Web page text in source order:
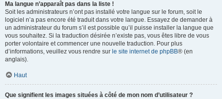
Ma langue n’apparaît pas dans la liste !
Soit les administrateurs n’ont pas installé votre langue sur le forum, soit le
logiciel n’a pas encore été traduit dans votre langue. Essayez de demander à
un administrateur du forum s’il est possible qu’il puisse installer la langue que
vous souhaitez. Si la traduction désirée n’existe pas, vous êtes libre de vous
porter volontaire et commencer une nouvelle traduction. Pour plus
d’informations, veuillez vous rendre sur le site internet de phpBB® (en
anglais).
Haut
Que signifient les images situées à côté de mon nom d’utilisateur ?